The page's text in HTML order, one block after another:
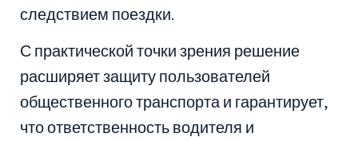
следствием поездки.
С практической точки зрения решение
расширяет защиту пользователей
общественного транспорта и гарантирует,
что ответственность водителя и